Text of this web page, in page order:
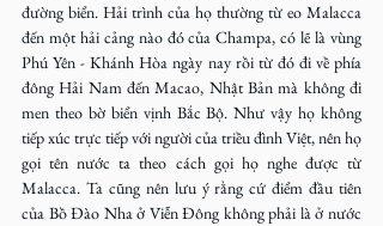
đường biển. Hải trình của họ thường từ eo Malacca
đến một hải cảng nào đó của Champa, có lẽ là vùng
Phú Yên - Khánh Hòa ngày nay rồi từ đó đi về phía
đông Hải Nam đến Macao, Nhật Bản mà không đi
men theo bờ biển vịnh Bắc Bộ. Như vậy họ không
tiếp xúc trực tiếp với người của triều đình Việt, nên họ
gọi tên nước ta theo cách gọi họ nghe được từ
Malacca. Ta cũng nên lưu ý rằng cứ điểm đầu tiên
của Bồ Đào Nha ở Viễn Đông không phải là ở nước